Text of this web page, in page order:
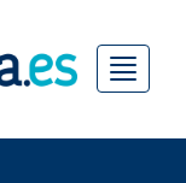
Menú